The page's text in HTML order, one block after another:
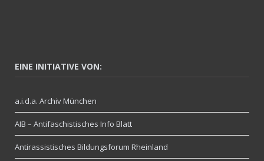
EINE INITIATIVE VON:
a.i.d.a. Archiv München
AIB – Antifaschistisches Info Blatt
Antirassistisches Bildungsforum Rheinland